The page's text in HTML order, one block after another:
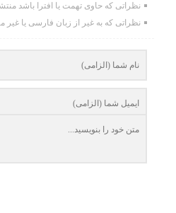
نظراتی که حاوی تهمت یا افترا باشد
نظراتی که به غیر از زبان فارسی یا غیر